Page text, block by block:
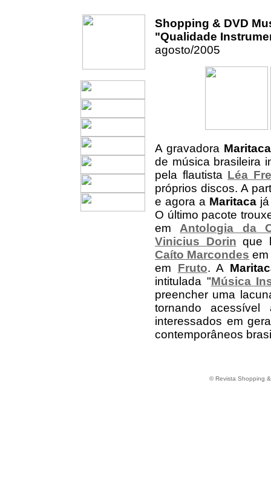
Shopping & DVD
"Qualidade
agosto/2005
A gravadora Maritaca
de música brasileira
pela flautista Léa
próprios discos. A
e agora a Maritaca
O último pacote
em Antologia da
Vinicius Dorin que
Caíto Marcondes
em Fruto. A
intitulada "Música
preencher uma
tornando
interessados em
contemporâneos
© Revista Shopping